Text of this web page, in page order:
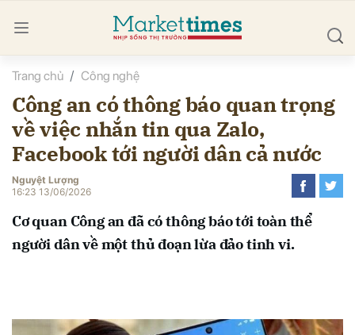
Trang chủ Công nghệ
Công an có thông báo quan trọng
về việc nhắn tin qua Zalo,
Facebook tới người dân cả nước
Nguyệt Lượng
16:23 13/06/2026
Cơ quan Công an đã có thông báo tới toàn thể
người dân về một thủ đoạn lừa đảo tinh vi.
luận